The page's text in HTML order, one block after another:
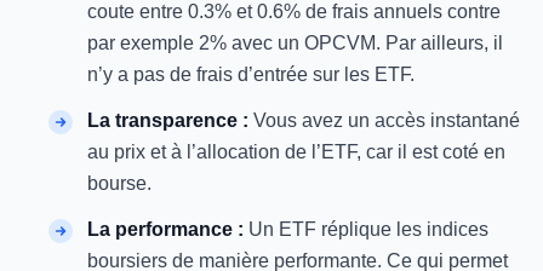
coute entre 0.3% et 0.6% de frais annuels contre
par exemple 2% avec un OPCVM. Par ailleurs, il
n’y a pas de frais d’entrée sur les ETF.
La transparence : Vous avez un accès instantané
au prix et à l’allocation de l’ETF, car il est coté en
bourse.
La performance : Un ETF réplique les indices
boursiers de manière performante. Ce qui permet